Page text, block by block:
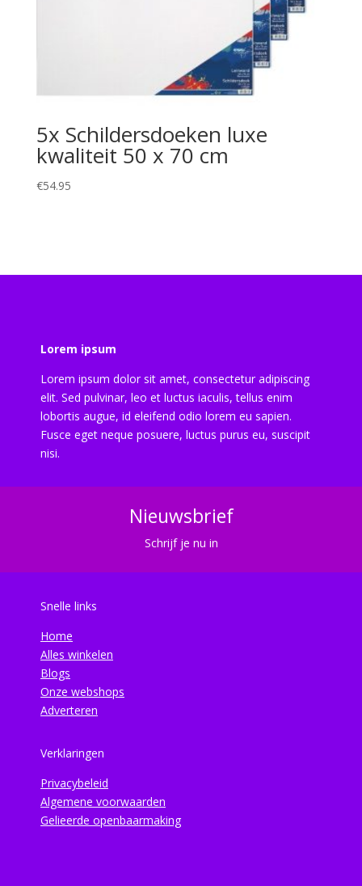
5x Schildersdoeken luxe
kwaliteit 50 x 70 cm
€54.95
Lorem ipsum
Lorem ipsum dolor sit amet, consectetur adipiscing
elit. Sed pulvinar, leo et luctus iaculis, tellus enim
lobortis augue, id eleifend odio lorem eu sapien.
Fusce eget neque posuere, luctus purus eu, suscipit
nisi.
Nieuwsbrief
Schrijf je nu in
Snelle links
Home
Alles winkelen
Blogs
Onze webshops
Adverteren
Verklaringen
Privacybeleid
Algemene voorwaarden
Gelieerde openbaarmaking